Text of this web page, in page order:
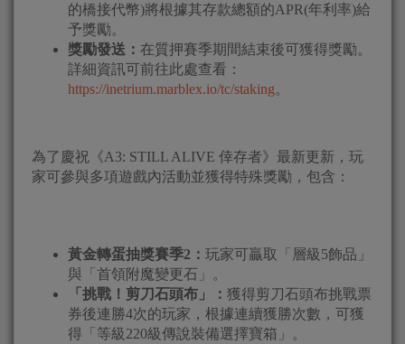
的橋接代幣)將根據其存款總額的APR(年利率)給
予獎勵。
獎勵發送： 在質押賽季期間結束後可獲得獎勵。
詳細資訊可前往此處查看：
https://inetrium.marblex.io/tc/staking。
為了慶祝《A3: STILL ALIVE 倖存者》最新更新，玩
家可參與多項遊戲內活動並獲得特殊獎勵，包含：
黃金轉蛋抽獎賽季2 ： 玩家可贏取「層級5飾品」
與「首領附魔變更石」。
「挑戰！剪刀石頭布」： 獲得剪刀石頭布挑戰票
券後連勝4次的玩家，根據連續獲勝次數，可獲
得「等級220級傳說裝備選擇寶箱」。